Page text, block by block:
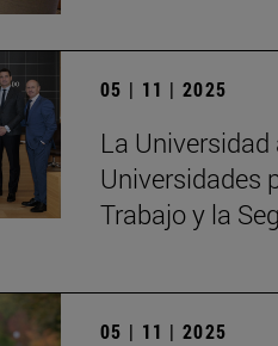
05 | 11 | 2025
La
Universidades
Trabajo y la
05 | 11 | 2025